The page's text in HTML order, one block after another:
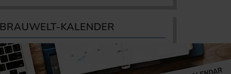
BRAUWELT-KALENDER